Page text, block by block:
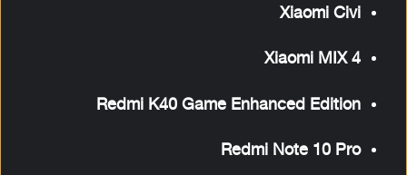
Xiaomi Civi
Xiaomi MIX 4
Redmi K40 Game Enhanced Edition
Redmi Note 10 Pro